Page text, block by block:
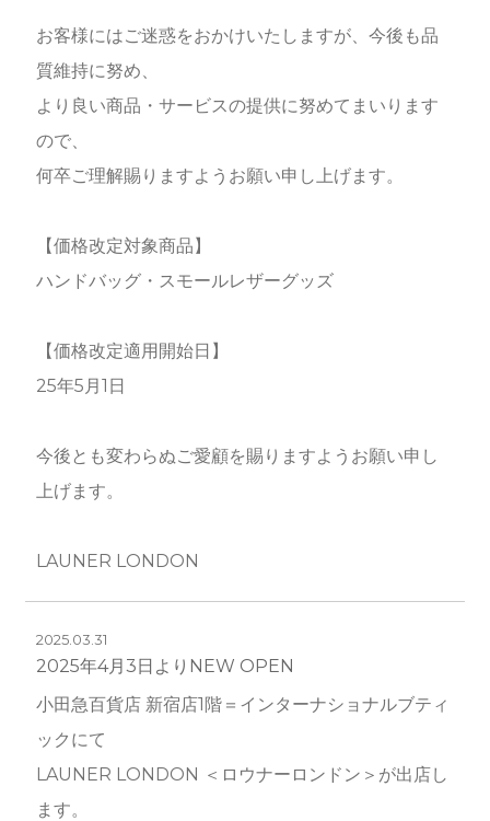
お客様にはご迷惑をおかけいたしますが、今後も品
質維持に努め、
より良い商品・サービスの提供に努めてまいります
ので、
何卒ご理解賜りますようお願い申し上げます。
【価格改定対象商品】
ハンドバッグ・スモールレザーグッズ
【価格改定適用開始日】
25年5月1日
今後とも変わらぬご愛顧を賜りますようお願い申し
上げます。
LAUNER LONDON
2025.03.31
2025年4月3日よりNEW OPEN
小田急百貨店 新宿店1階＝インターナショナルブティ
ックにて
LAUNER LONDON ＜ロウナーロンドン＞が出店し
ます。